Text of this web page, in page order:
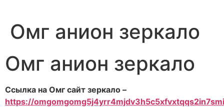
Омг анион зеркало
Омг анион зеркало
Ссылка на Омг сайт зеркало –
https://